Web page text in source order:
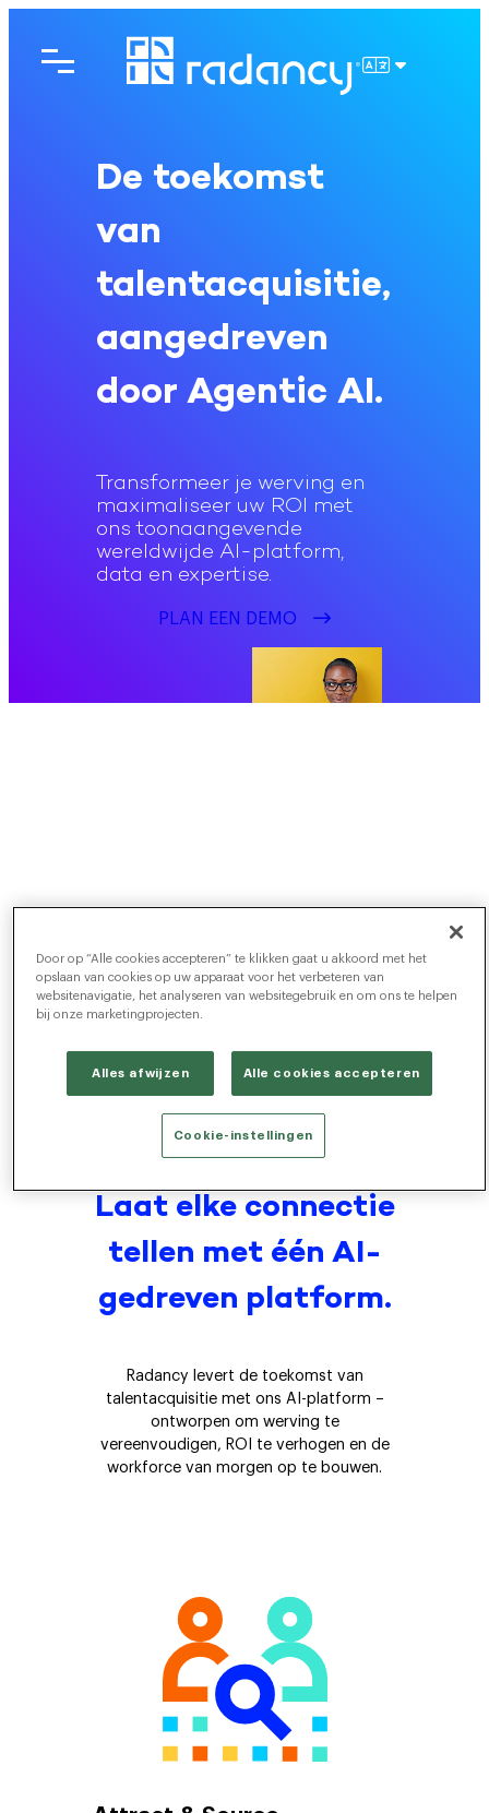
De toekomst
van
talentacquisitie,
aangedreven
door Agentic AI.
Transformeer je werving en
maximaliseer uw ROI met
ons toonaangevende
wereldwijde AI-platform,
data en expertise.
PLAN EEN DEMO
End-to-End
Laat elke connectie
tellen met één AI-
gedreven platform.
Radancy levert de toekomst van
talentacquisitie met ons AI-platform –
ontworpen om werving te
vereenvoudigen, ROI te verhogen en de
workforce van morgen op te bouwen.
Door op “Alle cookies accepteren” te klikken gaat u akkoord met het
opslaan van cookies op uw apparaat voor het verbeteren van
websitenavigatie, het analyseren van websitegebruik en om ons te helpen
bij onze marketingprojecten.
Alles afwijzen Alle cookies accepteren
Cookie-instellingen